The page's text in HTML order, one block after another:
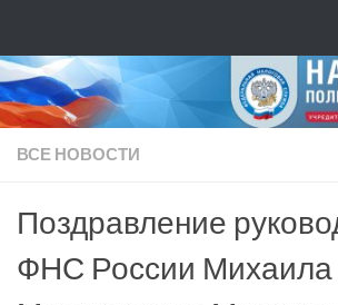
ВСЕ НОВОСТИ
Поздравление
ФНС России Михаила